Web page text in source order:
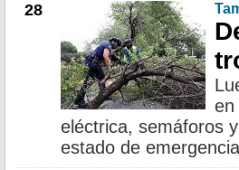
28
en
eléctrica, semáforos
estado de